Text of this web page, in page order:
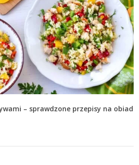
– sprawdzone przepisy na obiad